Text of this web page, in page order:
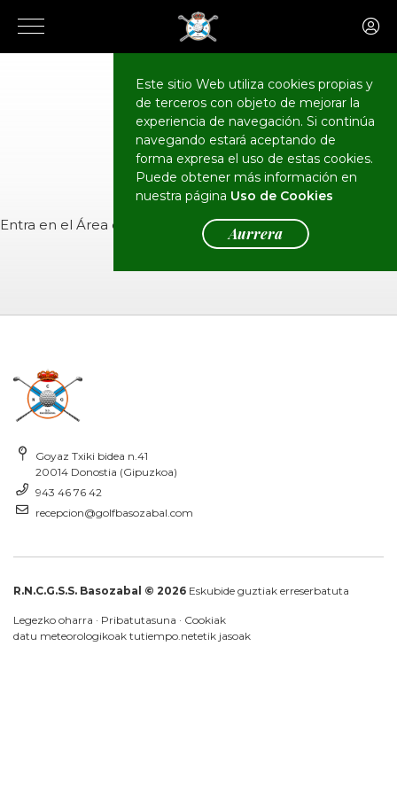
Este sitio Web utiliza cookies propias y
de terceros con objeto de mejorar la
experiencia de navegación. Si continúa
navegando estará aceptando de
forma expresa el uso de estas cookies.
Puede obtener más información en
nuestra página Uso de Cookies
Aurrera
CALENDARIO
Eventos
Entra en el Área de Socios para ver el evento.
Goyaz Txiki bidea n.41
20014 Donostia (Gipuzkoa)
943 46 76 42
recepcion@golfbasozabal.com
R.N.C.G.S.S. Basozabal © 2026 Eskubide guztiak erreserbatuta
Legezko oharra · Pribatutasuna · Cookiak
datu meteorologikoak tutiempo.netetik jasoak